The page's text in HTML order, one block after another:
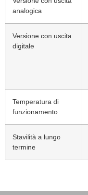
analogica
Versione con uscita
digitale
Temperatura di
funzionamento
Stavilità a lungo
termine